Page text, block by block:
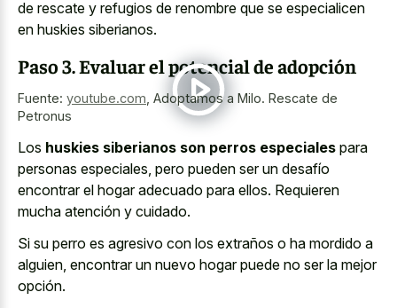
de rescate y refugios de renombre que se especialicen
en huskies siberianos.
Paso 3. Evaluar el potencial de adopción
Fuente: youtube.com Adoptamos a Milo. Rescate de
Petronus
Los huskies siberianos son perros especiales para
personas especiales, pero pueden ser un desafío
encontrar el hogar adecuado para ellos. Requieren
mucha atención y cuidado.
Si su perro es agresivo con los extraños o ha mordido a
alguien, encontrar un nuevo hogar puede no ser la mejor
opción.